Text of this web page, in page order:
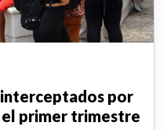
por
primer trimestre